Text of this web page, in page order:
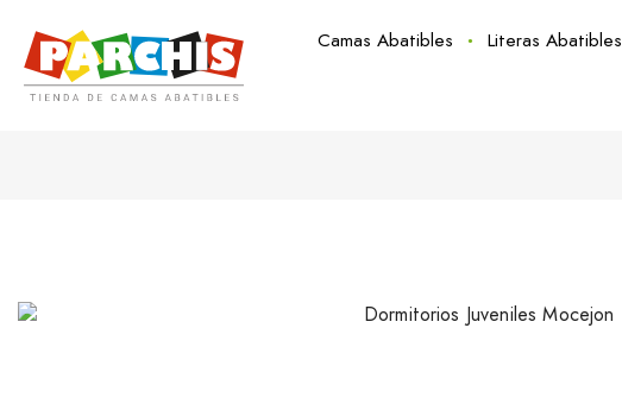
Camas Abatibles Literas Abatibles